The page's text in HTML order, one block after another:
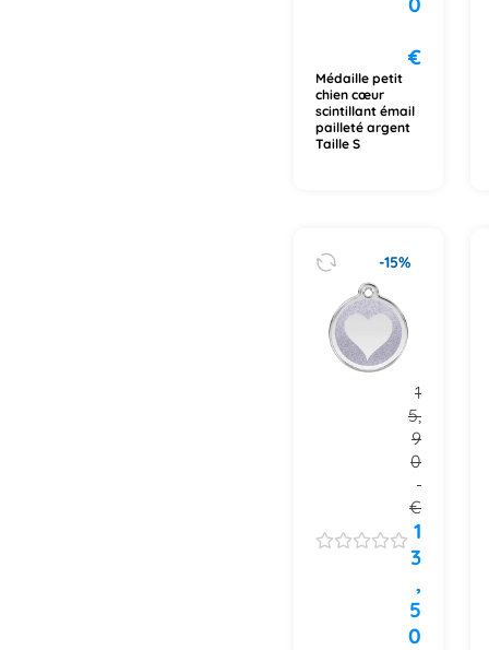
€
Médaille petit
chien cœur
scintillant émail
pailleté argent
Taille S
-15%
1
5,
9
0
€
1
3
,
5
0